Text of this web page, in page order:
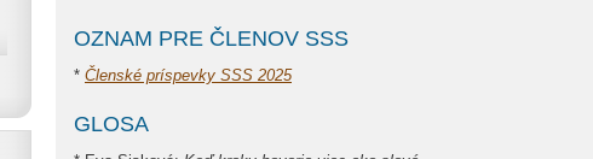
OZNAM PRE ČLENOV SSS
* Členské príspevky SSS 2025
GLOSA